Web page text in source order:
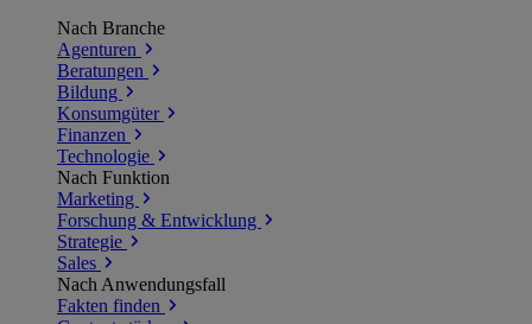
Nach Branche
Agenturen
Beratungen
Bildung
Konsumgüter
Finanzen
Technologie
Nach Funktion
Marketing
Forschung & Entwicklung
Strategie
Sales
Nach Anwendungsfall
Fakten finden